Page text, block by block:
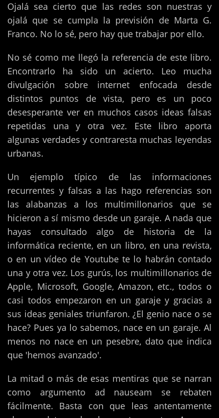
Ojalá sea cierto que las redes son nuestras y
ojalá que se cumpla la previsión de Marta G.
Franco. No lo sé, pero hay que trabajar por ello.
No sé como me llegó la referencia de este libro.
Encontrarlo ha sido un acierto. Leo mucha
divulgación sobre internet enfocada desde
distintos puntos de vista, pero es un poco
desesperante ver en muchos casos ideas falsas
repetidas una y otra vez. Este libro aporta
algunas verdades y contraresta muchas leyendas
urbanas.
Un ejemplo típico de las informaciones
recurrentes y falsas a las hago referencias son
las alabanzas a los multimillonarios que se
hicieron a sí mismo desde un garaje. A nada que
hayas consultado algo de historia de la
informática reciente, en un libro, en una revista,
o en un vídeo de Youtube te lo habrán contado
una y otra vez. Los gurús, los multimillonarios de
Apple, Microsoft, Google, Amazon, etc., todos o
casi todos empezaron en un garaje y gracias a
sus ideas geniales triunfaron. ¿El genio nace o se
hace? Pues ya lo sabemos, nace en un garaje. Al
menos no nace en un pesebre, dato que indica
que 'hemos avanzado'.
La mitad o más de esas mentiras que se narran
como argumento ad nauseam se rebaten
fácilmente. Basta con que leas antentamente